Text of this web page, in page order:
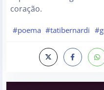
coração.
#poema #tatibernardi